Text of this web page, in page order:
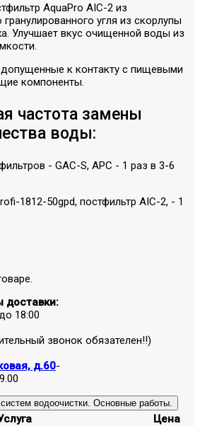
AquaPro AIC-2 из
гранулированного угля из скорлупы
Улучшает вкус очищенной воды из
к контакту с пищевыми
компоненты.
частота замены
воды:
- GAC-S, APC - 1 раз в 3-6
1812-50gpd, постфильтр AIC-2, - 1
доставки:
18:00
звонок обязателен!!)
д.60-
водоочистки. Основные работы.
Цена